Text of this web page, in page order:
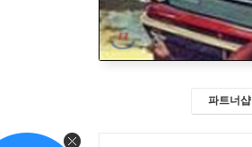
파트너샵